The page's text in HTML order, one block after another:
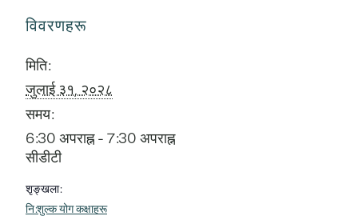
विवरणहरू
मिति:
जुलाई ३१, २०२८
समय:
6:30 अपराह्न - 7:30 अपराह्न
सीडीटी
शृङ्खला:
नि:शुल्क योग कक्षाहरू